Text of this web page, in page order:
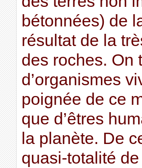
bétonnées) de
résultat de la
des roches. On
d’organismes
poignée de ce
que d’êtres
la planète. De
quasi-totalité